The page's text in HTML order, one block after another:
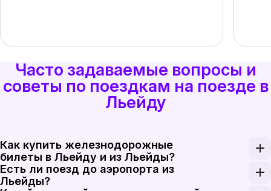
Часто задаваемые вопросы и
советы по поездкам на поезде в
Льейду
Как купить железнодорожные
билеты в Льейду и из Льейды?
Бронируйте железнодорожные билеты в Льейду и
Есть ли поезд до аэропорта из
Льейды?